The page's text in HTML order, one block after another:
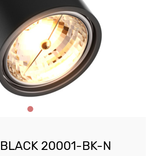
BLACK 20001-BK-N